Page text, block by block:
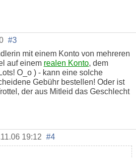
#3
mit einem Konto von mehreren
auf einem realen Konto, dem
O_o ) - kann eine solche
Gebühr bestellen! Oder ist
der aus Mitleid das Geschlecht
19:12 #4